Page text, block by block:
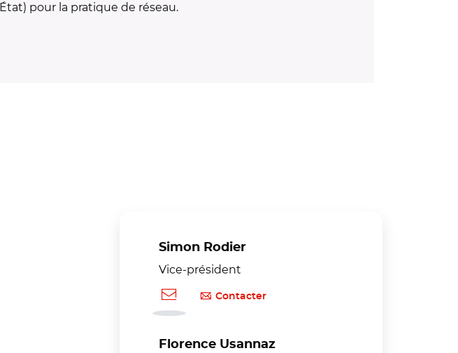
pour la pratique de réseau.
Simon Rodier
Vice-président
Contacter
Florence Usannaz